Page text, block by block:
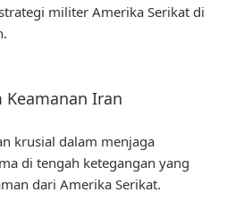
militer Amerika Serikat di
Keamanan Iran
krusial dalam menjaga
di tengah ketegangan yang
dari Amerika Serikat.